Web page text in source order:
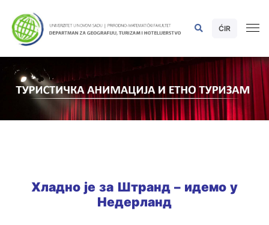
ĆIR
Хладно је за Штранд – идемо у
Недерланд